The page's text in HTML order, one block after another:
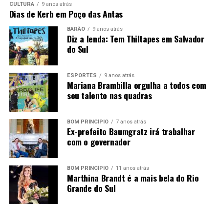
O repasse segue a Lei Municipal 2.086/2014 e será
feito em quatro parcelas, conforme número de alunos
por escola.
Educação se faz com responsabilidade, parceria e
investimento.
CULTURA 9 anos atrás
Dias de Kerb em Poço das Antas
BARÃO 9 anos atrás
Diz a lenda: Tem Thiltapes em Salvador
do Sul
ESPORTES 9 anos atrás
Mariana Brambilla orgulha a todos com
seu talento nas quadras
BOM PRINCÍPIO 7 anos atrás
Ex-prefeito Baumgratz irá trabalhar
com o governador
BOM PRINCÍPIO 11 anos atrás
Marthina Brandt é a mais bela do Rio
Grande do Sul